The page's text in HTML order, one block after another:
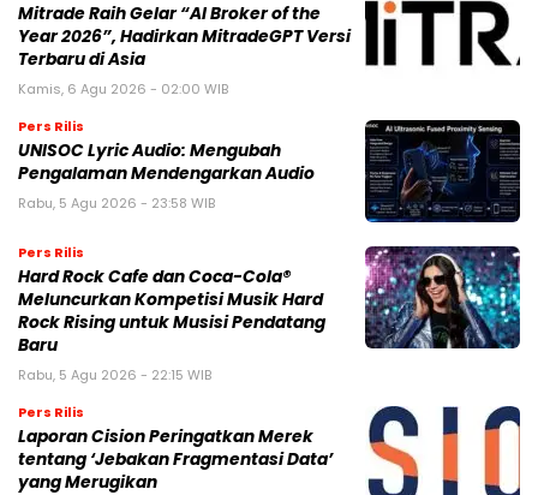
Mitrade Raih Gelar “AI Broker of the
Year 2026”, Hadirkan MitradeGPT Versi
Terbaru di Asia
Kamis, 6 Agu 2026 - 02:00 WIB
Pers Rilis
UNISOC Lyric Audio: Mengubah
Pengalaman Mendengarkan Audio
Rabu, 5 Agu 2026 - 23:58 WIB
Pers Rilis
Hard Rock Cafe dan Coca-Cola®
Meluncurkan Kompetisi Musik Hard
Rock Rising untuk Musisi Pendatang
Baru
Rabu, 5 Agu 2026 - 22:15 WIB
Pers Rilis
Laporan Cision Peringatkan Merek
tentang ‘Jebakan Fragmentasi Data’
yang Merugikan